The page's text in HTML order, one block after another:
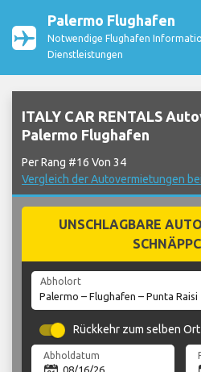
Palermo Flughafen
Notwendige Flughafen
Dienstleistungen
ITALY CAR RENTALS
Palermo Flughafen
Per Rang #16 Von 34
Vergleich der Autovermietungen
UNSCHLAGBARE
Abholort
Rückkehr zum selben Ort
Abholdatum